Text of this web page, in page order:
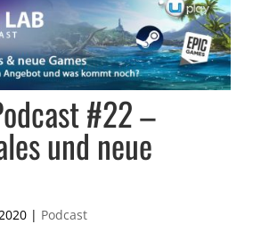
#22 –
und neue
| Podcast